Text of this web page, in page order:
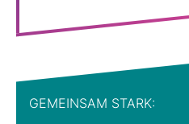
GEMEINSAM STARK: